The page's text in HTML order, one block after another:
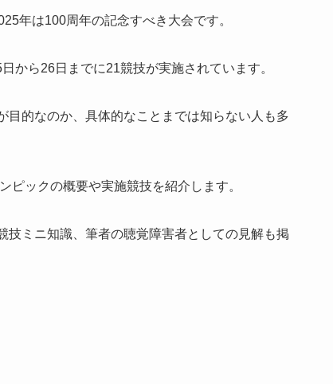
年は100周年の記念すべき大会です。
から26日までに21競技が実施されています。
目的なのか、具体的なことまでは知らない人も多
ピックの概要や実施競技を紹介します。
ミニ知識、筆者の聴覚障害者としての見解も掲